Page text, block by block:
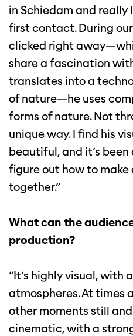
in Schiedam and really
first contact. During
clicked right
share a fascination
translates into a
of nature—he uses
forms of nature. Not
unique way. I find his
beautiful, and it’s
figure out how to
together.”
What can the
production?
“It’s highly visual, with
atmospheres. At times
other moments still
cinematic, with a